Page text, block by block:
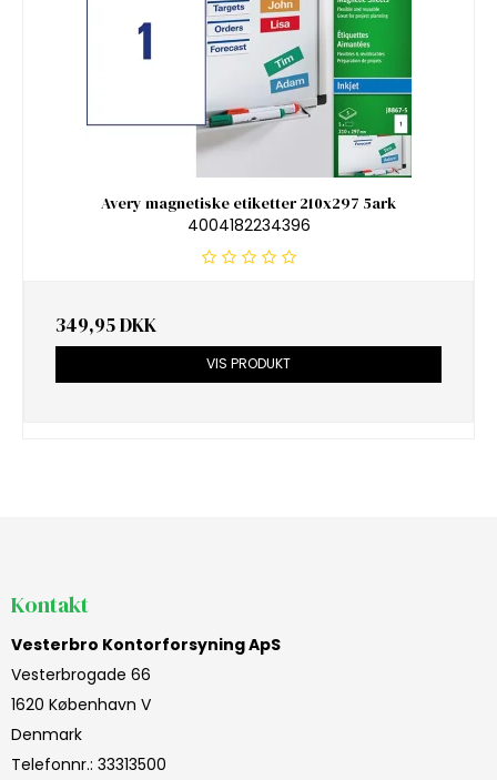
Avery magnetiske etiketter 210x297 5ark
4004182234396
349,95 DKK
VIS PRODUKT
Kontakt
Vesterbro Kontorforsyning ApS
Vesterbrogade 66
1620 København V
Denmark
Telefonnr.: 33313500